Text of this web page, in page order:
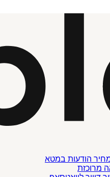
הודעות במטא
מרוכזת